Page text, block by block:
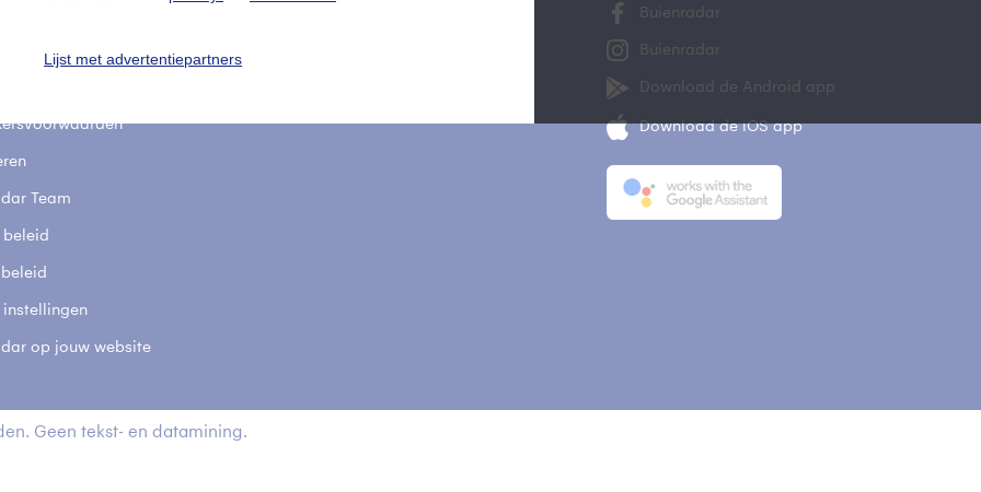
Lijst met advertentiepartners
vragen
Team
beleid
instellingen
op jouw website
Buienradar
Buienradar
Download de Android app
Download de iOS app
Geen tekst- en datamining.